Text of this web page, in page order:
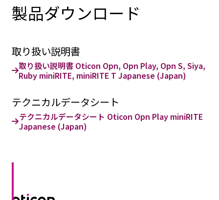
製品ダウンロード
取り扱い説明書
取り扱い説明書 Oticon Opn, Opn Play, Opn S, Siya,
Ruby miniRITE, miniRITE T Japanese (Japan)
テクニカルデータシート
テクニカルデータシート Oticon Opn Play miniRITE
Japanese (Japan)